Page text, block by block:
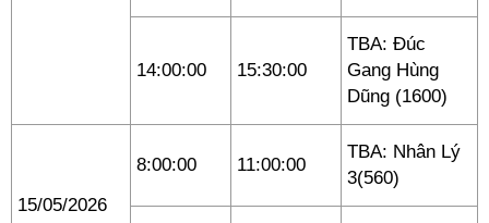
14:00:00 15:30:00
TBA: Đúc
Gang Hùng
Dũng (1600)
15/05/2026
8:00:00 11:00:00
TBA: Nhân Lý
3(560)